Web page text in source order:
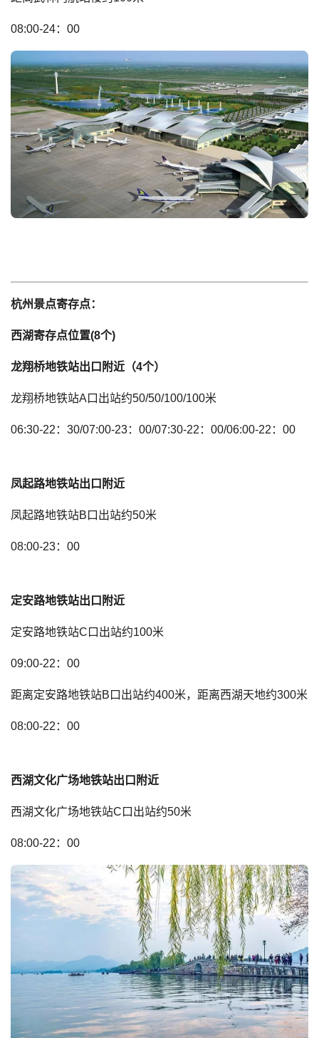
08:00-24：00
杭州景点寄存点：
西湖寄存点位置(8个)
龙翔桥地铁站出口附近（4个）
龙翔桥地铁站A口出站约50/50/100/100米
06:30-22：30/07:00-23：00/07:30-22：00/06:00-22：00
凤起路地铁站出口附近
凤起路地铁站B口出站约50米
08:00-23：00
定安路地铁站出口附近
定安路地铁站C口出站约100米
09:00-22：00
距离定安路地铁站B口出站约400米，距离西湖天地约300米
08:00-22：00
西湖文化广场地铁站出口附近
西湖文化广场地铁站C口出站约50米
08:00-22：00